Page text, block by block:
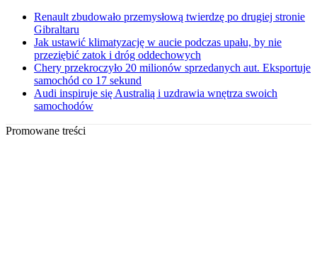
Renault zbudowało przemysłową twierdzę po drugiej stronie
Gibraltaru
Jak ustawić klimatyzację w aucie podczas upału, by nie
przeziębić zatok i dróg oddechowych
Chery przekroczyło 20 milionów sprzedanych aut. Eksportuje
samochód co 17 sekund
Audi inspiruje się Australią i uzdrawia wnętrza swoich
samochodów
Promowane treści